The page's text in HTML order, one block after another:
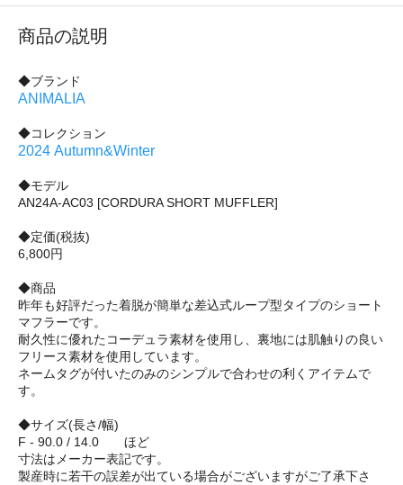
商品の説明
◆ブランド
ANIMALIA
◆コレクション
2024 Autumn&Winter
◆モデル
AN24A-AC03 [CORDURA SHORT MUFFLER]
◆定価(税抜)
6,800円
◆商品
昨年も好評だった着脱が簡単な差込式ループ型タイプのショート
マフラーです。
耐久性に優れたコーデュラ素材を使用し、裏地には肌触りの良い
フリース素材を使用しています。
ネームタグが付いたのみのシンプルで合わせの利くアイテムで
す。
◆サイズ(長さ/幅)
F - 90.0 / 14.0 ほど
寸法はメーカー表記です。
製産時に若干の誤差が出ている場合がございますがご了承下さ